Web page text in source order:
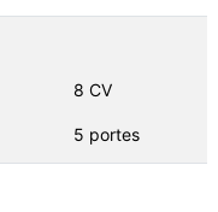
8 CV
5 portes